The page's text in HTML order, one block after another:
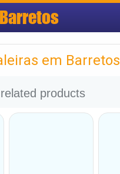
em Barretos